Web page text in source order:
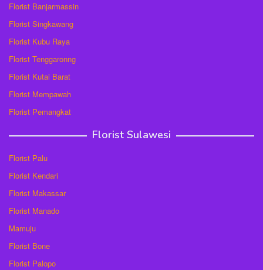
Florist Banjarmassin
Florist Singkawang
Florist Kubu Raya
Florist Tenggaronng
Florist Kutai Barat
Florist Mempawah
Florist Pemangkat
Florist Sulawesi
Florist Palu
Florist Kendari
Florist Makassar
Florist Manado
Mamuju
Florist Bone
Florist Palopo